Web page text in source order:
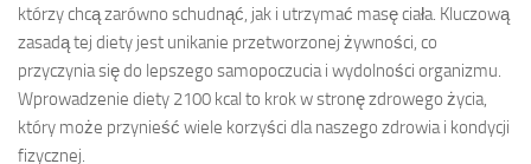
którzy chcą zarówno schudnąć, jak i utrzymać masę ciała. Kluczową
zasadą tej diety jest unikanie przetworzonej żywności, co
przyczynia się do lepszego samopoczucia i wydolności organizmu.
Wprowadzenie diety 2100 kcal to krok w stronę zdrowego życia,
który może przynieść wiele korzyści dla naszego zdrowia i kondycji
fizycznej.